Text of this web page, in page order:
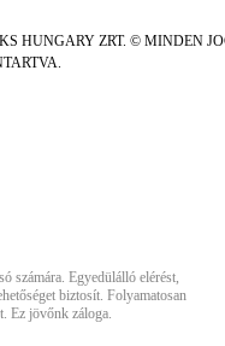
HUNGARY ZRT. © MINDEN
számára. Egyedülálló elérést,
biztosít. Folyamatosan
Ez jövőnk záloga.